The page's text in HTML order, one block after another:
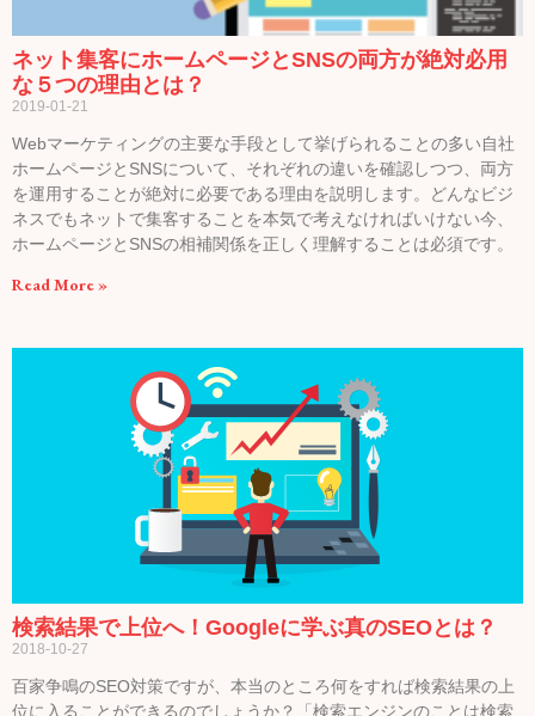
ネット集客にホームページとSNSの両方が絶対必用
な５つの理由とは？
2019-01-21
Webマーケティングの主要な手段として挙げられることの多い自社
ホームページとSNSについて、それぞれの違いを確認しつつ、両方
を運用することが絶対に必要である理由を説明します。どんなビジ
ネスでもネットで集客することを本気で考えなければいけない今、
ホームページとSNSの相補関係を正しく理解することは必須です。
Read More »
検索結果で上位へ！Googleに学ぶ真のSEOとは？
2018-10-27
百家争鳴のSEO対策ですが、本当のところ何をすれば検索結果の上
位に入ることができるのでしょうか？「検索エンジンのことは検索